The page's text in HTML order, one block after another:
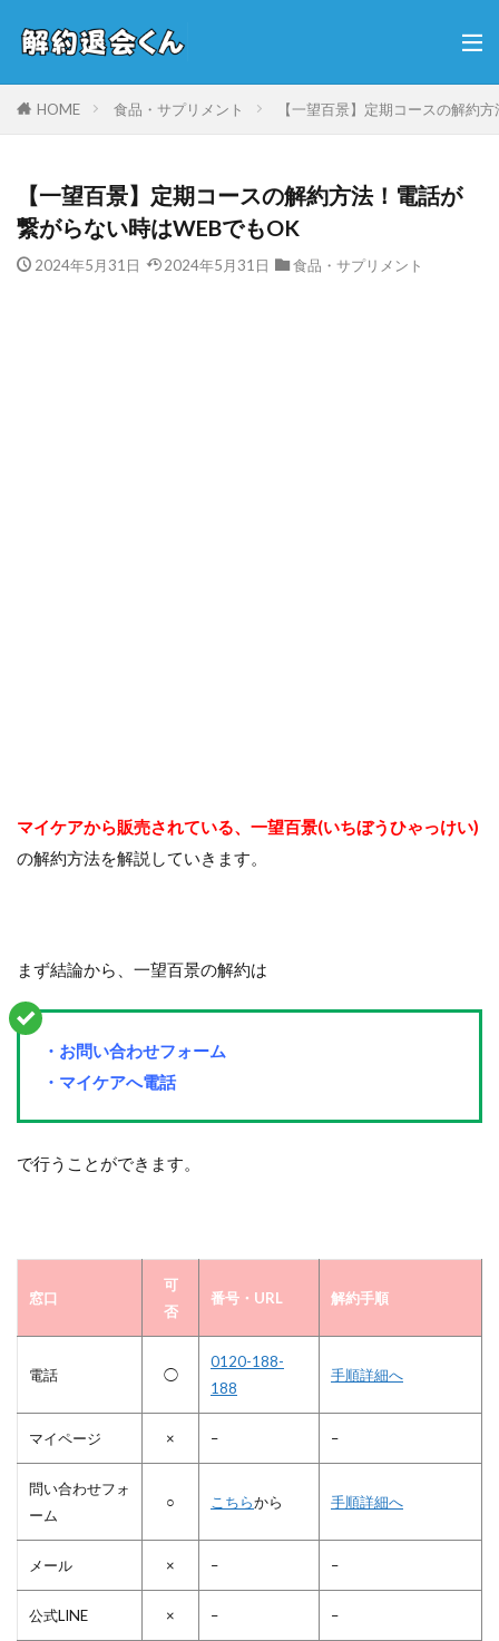
HOME 食品・サプリメント 【一望百景】定期コースの解約
【一望百景】定期コースの解約方法！電話が
繋がらない時はWEBでもOK
2024年5月31日 2024年5月31日 食品・サプリメント
マイケアから販売されている、一望百景(いちぼうひゃっけい)
の解約方法を解説していきます。
まず結論から、一望百景の解約は
・お問い合わせフォーム
・マイケアへ電話
で行うことができます。
窓口
可
否
番号・URL 解約手順
電話 ◯
0120-188-
188
手順詳細へ
マイページ × – –
問い合わせフォ
ーム
○ こちらから 手順詳細へ
メール × – –
公式LINE × – –